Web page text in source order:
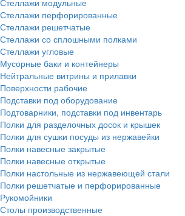
Стеллажи перфорированные
Стеллажи решетчатые
Стеллажи со сплошными полками
Стеллажи угловые
Мусорные баки и контейнеры
Нейтральные витрины и прилавки
Поверхности рабочие
Подставки под оборудование
Подтоварники, подставки под инвентарь
Полки для разделочных досок и крышек
Полки для сушки посуды из нержавейки
Полки навесные закрытые
Полки навесные открытые
Полки настольные из нержавеющей стали
Полки решетчатые и перфорированные
Рукомойники
Столы производственные